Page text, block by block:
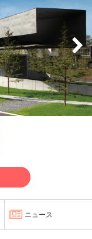
ニュース